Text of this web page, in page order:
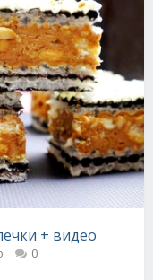
+ видео
0